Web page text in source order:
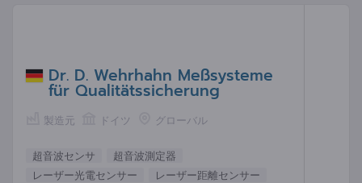
Dr. D. Wehrhahn Meßsysteme
für Qualitätssicherung
製造元 ドイツ グローバル
超音波センサ
超音波測定器
レーザー光電センサー
レーザー距離センサー